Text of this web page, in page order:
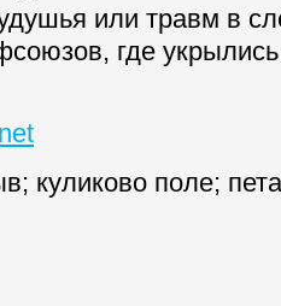
или травм в
где укрылись
; куликово поле;